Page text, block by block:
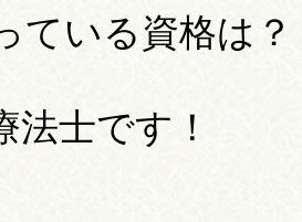
ている資格は？
法士です！